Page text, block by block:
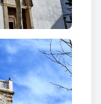
central és de
Damunt
del segle XIX.
reforçada